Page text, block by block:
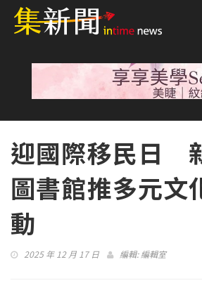
迎國際移民日
圖書館推多元文
動
2025 年 12 月 17 日 編輯:編輯室